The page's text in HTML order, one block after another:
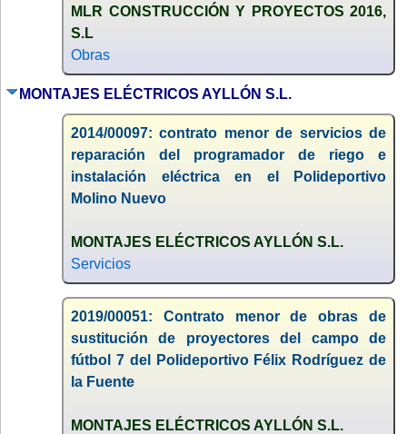
MLR CONSTRUCCIÓN Y PROYECTOS 2016,
S.L
Obras
MONTAJES ELÉCTRICOS AYLLÓN S.L.
2014/00097: contrato menor de servicios de
reparación del programador de riego e
instalación eléctrica en el Polideportivo
Molino Nuevo
MONTAJES ELÉCTRICOS AYLLÓN S.L.
Servicios
2019/00051: Contrato menor de obras de
sustitución de proyectores del campo de
fútbol 7 del Polideportivo Félix Rodríguez de
la Fuente
MONTAJES ELÉCTRICOS AYLLÓN S.L.